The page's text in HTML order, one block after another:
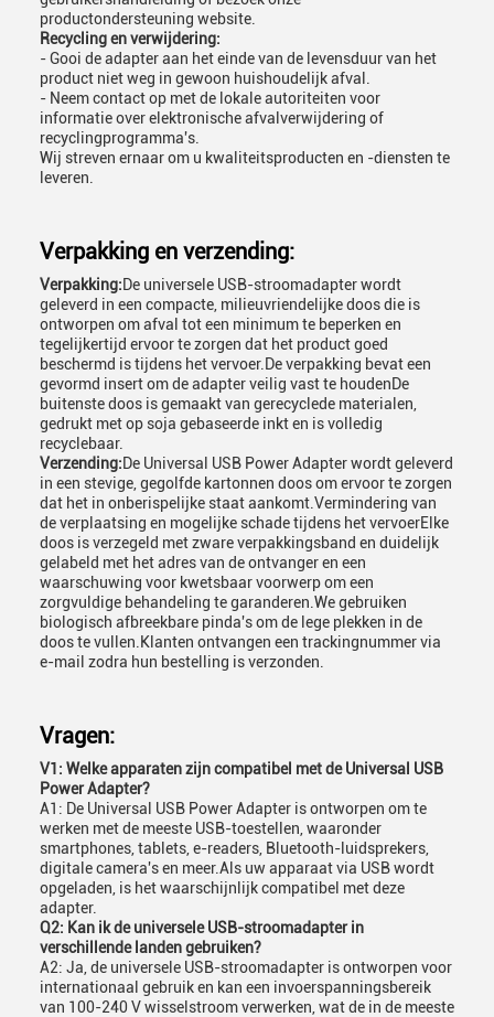
productondersteuning website.
Recycling en verwijdering:
- Gooi de adapter aan het einde van de levensduur van het
product niet weg in gewoon huishoudelijk afval.
- Neem contact op met de lokale autoriteiten voor
informatie over elektronische afvalverwijdering of
recyclingprogramma's.
Wij streven ernaar om u kwaliteitsproducten en -diensten te
leveren.
Verpakking en verzending:
Verpakking:De universele USB-stroomadapter wordt
geleverd in een compacte, milieuvriendelijke doos die is
ontworpen om afval tot een minimum te beperken en
tegelijkertijd ervoor te zorgen dat het product goed
beschermd is tijdens het vervoer.De verpakking bevat een
gevormd insert om de adapter veilig vast te houdenDe
buitenste doos is gemaakt van gerecyclede materialen,
gedrukt met op soja gebaseerde inkt en is volledig
recyclebaar.
Verzending:De Universal USB Power Adapter wordt geleverd
in een stevige, gegolfde kartonnen doos om ervoor te zorgen
dat het in onberispelijke staat aankomt.Vermindering van
de verplaatsing en mogelijke schade tijdens het vervoerElke
doos is verzegeld met zware verpakkingsband en duidelijk
gelabeld met het adres van de ontvanger en een
waarschuwing voor kwetsbaar voorwerp om een
zorgvuldige behandeling te garanderen.We gebruiken
biologisch afbreekbare pinda's om de lege plekken in de
doos te vullen.Klanten ontvangen een trackingnummer via
e-mail zodra hun bestelling is verzonden.
Vragen:
V1: Welke apparaten zijn compatibel met de Universal USB
Power Adapter?
A1: De Universal USB Power Adapter is ontworpen om te
werken met de meeste USB-toestellen, waaronder
smartphones, tablets, e-readers, Bluetooth-luidsprekers,
digitale camera's en meer.Als uw apparaat via USB wordt
opgeladen, is het waarschijnlijk compatibel met deze
adapter.
Q2: Kan ik de universele USB-stroomadapter in
verschillende landen gebruiken?
A2: Ja, de universele USB-stroomadapter is ontworpen voor
internationaal gebruik en kan een invoerspanningsbereik
van 100-240 V wisselstroom verwerken, wat de in de meeste